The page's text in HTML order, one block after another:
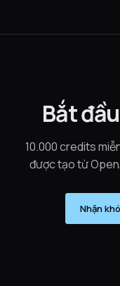
Bắt
10.000 credits
được tạo từ
Nhận